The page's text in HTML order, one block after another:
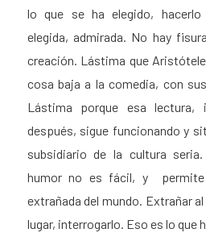
lo que se ha elegido, hacerlo
elegida, admirada. No hay
creación. Lástima que
cosa baja a la comedia, con
Lástima porque esa lectura,
después, sigue funcionando y
subsidiario de la cultura
humor no es fácil, y permite
extrañada del mundo. Extrañar
lugar, interrogarlo. Eso es lo que